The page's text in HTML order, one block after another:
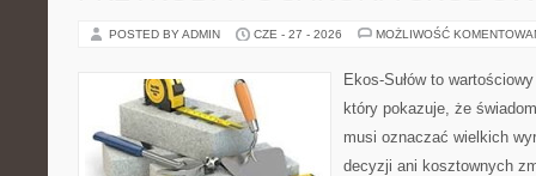
POSTED BY ADMIN CZE - 27 - 2026 MOŻLIWOŚĆ
Ekos-Sułów to
który pokazuje, że
musi oznaczać wielkich
decyzji ani kosztownych